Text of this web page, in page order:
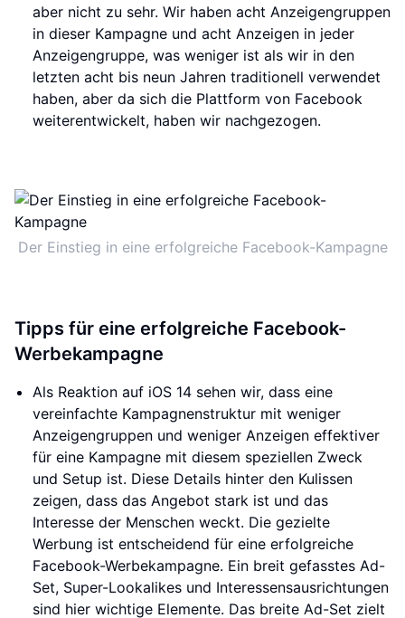
aber nicht zu sehr. Wir haben acht Anzeigengruppen
in dieser Kampagne und acht Anzeigen in jeder
Anzeigengruppe, was weniger ist als wir in den
letzten acht bis neun Jahren traditionell verwendet
haben, aber da sich die Plattform von Facebook
weiterentwickelt, haben wir nachgezogen.
Der Einstieg in eine erfolgreiche Facebook-Kampagne
Tipps für eine erfolgreiche Facebook-
Werbekampagne
Als Reaktion auf iOS 14 sehen wir, dass eine
vereinfachte Kampagnenstruktur mit weniger
Anzeigengruppen und weniger Anzeigen effektiver
für eine Kampagne mit diesem speziellen Zweck
und Setup ist. Diese Details hinter den Kulissen
zeigen, dass das Angebot stark ist und das
Interesse der Menschen weckt. Die gezielte
Werbung ist entscheidend für eine erfolgreiche
Facebook-Werbekampagne. Ein breit gefasstes Ad-
Set, Super-Lookalikes und Interessensausrichtungen
sind hier wichtige Elemente. Das breite Ad-Set zielt